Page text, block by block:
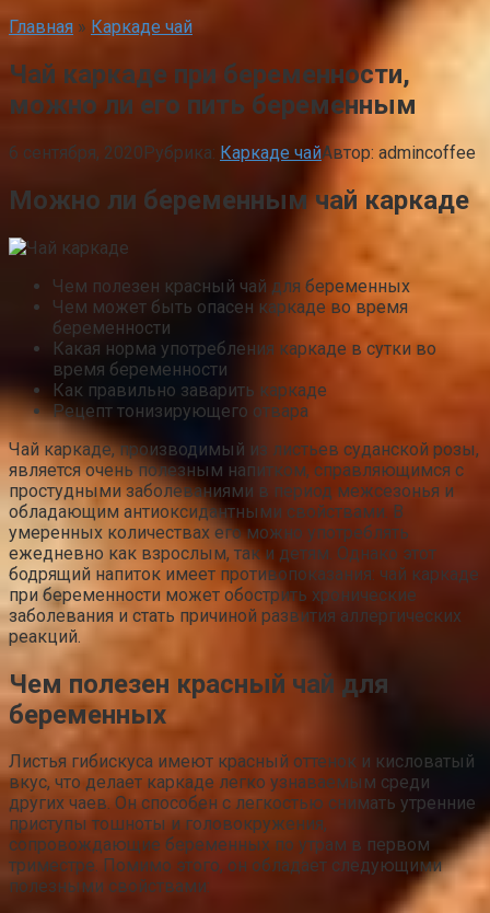
Главная » Каркаде чай
Чай каркаде при беременности,
можно ли его пить беременным
6 сентября, 2020Рубрика: Каркаде чайАвтор: admincoffee
Можно ли беременным чай каркаде
Чем полезен красный чай для беременных
Чем может быть опасен каркаде во время
беременности
Какая норма употребления каркаде в сутки во
время беременности
Как правильно заварить каркаде
Рецепт тонизирующего отвара
Чай каркаде, производимый из листьев суданской розы,
является очень полезным напитком, справляющимся с
простудными заболеваниями в период межсезонья и
обладающим антиоксидантными свойствами. В
умеренных количествах его можно употреблять
ежедневно как взрослым, так и детям. Однако этот
бодрящий напиток имеет противопоказания: чай каркаде
при беременности может обострить хронические
заболевания и стать причиной развития аллергических
реакций.
Чем полезен красный чай для
беременных
Листья гибискуса имеют красный оттенок и кисловатый
вкус, что делает каркаде легко узнаваемым среди
других чаев. Он способен с легкостью снимать утренние
приступы тошноты и головокружения,
сопровождающие беременных по утрам в первом
триместре. Помимо этого, он обладает следующими
полезными свойствами: